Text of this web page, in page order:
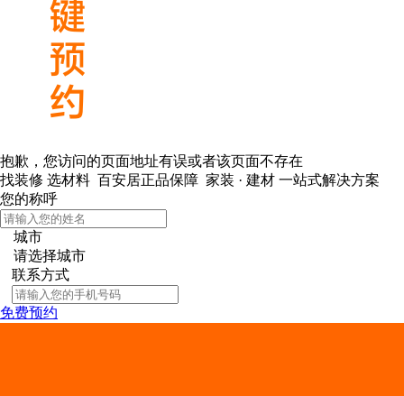
抱歉，您访问的页面地址有误或者该页面不存在
找装修 选材料 百安居正品保障 家装 · 建材 一站式解决方案
您的称呼
城市
请选择城市
联系方式
免费预约